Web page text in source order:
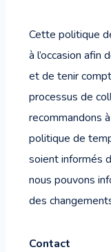
Cette politique
à l’occasion afin
et de tenir
processus de
recommandons
politique de
soient informés
nous pouvons
des
Contact